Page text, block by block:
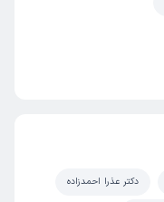
دکتر عذرا احمدزاده